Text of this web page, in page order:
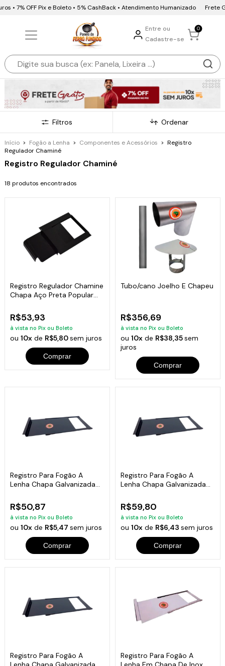
7% OFF Pix e Boleto • 5% CashBack • Atendimento Humanizado Frete
Entre ou
Cadastre-se
0
Filtros Ordenar
Início > Fogão a Lenha > Componentes e Acessórios > Registro
Regulador Chaminé
Registro Regulador Chaminé
18 produtos encontrados
Registro Regulador Chamine
Chapa Aço Preta Popular
R$53,93
à vista no Pix ou Boleto
ou10x de R$5,80sem juros
Comprar
Tubo/cano Joelho E Chapeu
R$356,69
à vista no Pix ou Boleto
ou 10xde R$38,35sem
juros
Comprar
Registro Para Fogão A
Lenha Chapa Galvanizada
R$50,87
à vista no Pix ou Boleto
ou10x de R$5,47sem juros
Comprar
Registro Para Fogão A
Lenha Chapa Galvanizada
R$59,80
à vista no Pix ou Boleto
ou 10xde R$6,43 sem juros
Comprar
Registro Para Fogão A
Registro Para Fogão A